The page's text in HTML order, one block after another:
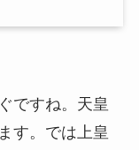
ですね。天皇
す。では上皇